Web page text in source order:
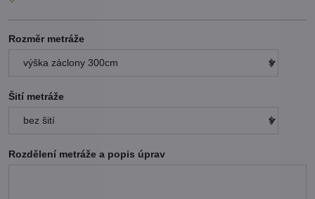
Rozměr metráže
Šití metráže
Rozdělení metráže a popis úprav